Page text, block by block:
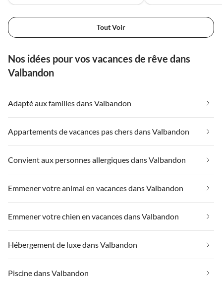
Tout Voir
Nos idées pour vos vacances de rêve dans
Valbandon
Adapté aux familles dans Valbandon
Appartements de vacances pas chers dans Valbandon
Convient aux personnes allergiques dans Valbandon
Emmener votre animal en vacances dans Valbandon
Emmener votre chien en vacances dans Valbandon
Hébergement de luxe dans Valbandon
Piscine dans Valbandon